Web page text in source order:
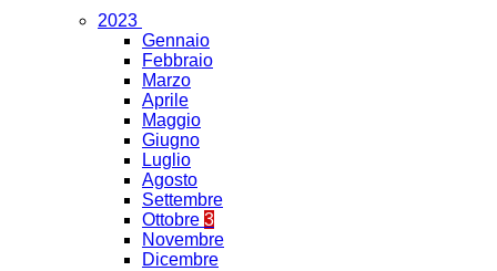
2023
Gennaio
Febbraio
Marzo
Aprile
Maggio
Giugno
Luglio
Agosto
Settembre
Ottobre 3
Novembre
Dicembre